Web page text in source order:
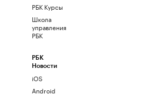
РБК Курсы
Школа
управления
РБК
РБК
Новости
iOS
Android